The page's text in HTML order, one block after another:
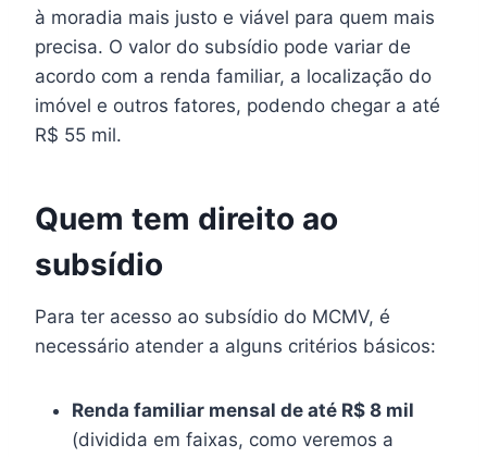
à moradia mais justo e viável para quem mais
precisa. O valor do subsídio pode variar de
acordo com a renda familiar, a localização do
imóvel e outros fatores, podendo chegar a até
R$ 55 mil.
Quem tem direito ao
subsídio
Para ter acesso ao subsídio do MCMV, é
necessário atender a alguns critérios básicos:
Renda familiar mensal de até R$ 8 mil
(dividida em faixas, como veremos a